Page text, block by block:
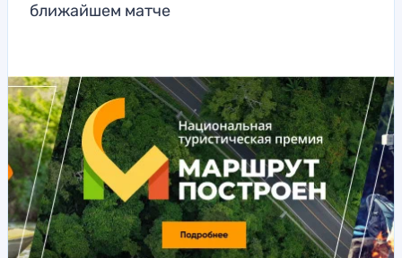
ближайшем матче